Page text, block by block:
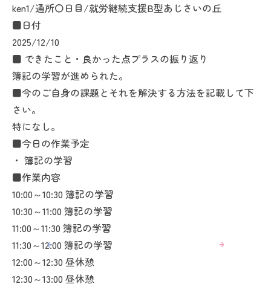
ken1/通所〇日目/就労継続支援B型あじさいの丘
■日付
2025/12/10
■ できたこと・良かった点プラスの振り返り
簿記の学習が進められた。
■今のご自身の課題とそれを解決する方法を記載して下
さい。
特になし。
■今日の作業予定
・ 簿記の学習
■作業内容
10:00～10:30 簿記の学習
10:30～11:00 簿記の学習
11:00～11:30 簿記の学習
11:30～12:00 簿記の学習
12:00～12:30 昼休憩
12:30～13:00 昼休憩